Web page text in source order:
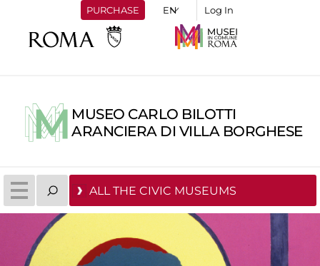
PURCHASE Log In
MUSEO CARLO BILOTTI
ARANCIERA DI VILLA BORGHESE
ALL THE CIVIC MUSEUMS